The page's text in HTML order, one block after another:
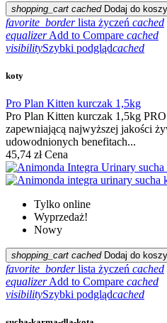
shopping_cart cached Dodaj do
favorite_border lista życzeń cached
equalizer Add to Compare cached
visibilitySzybki podglądcached
koty
Pro Plan Kitten kurczak 1,5kg
Pro Plan Kitten kurczak 1,5kg
zapewniającą najwyższej jakości
udowodnionych benefitach...
45,74 zł Cena
Tylko online
Wyprzedaż!
Nowy
shopping_cart cached Dodaj do
favorite_border lista życzeń cached
equalizer Add to Compare cached
visibilitySzybki podglądcached